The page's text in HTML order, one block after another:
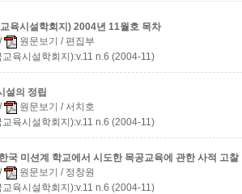
육시설학회지) 2004년 11월호 목차
/ 원문보기 / 편집부
육시설학회지):v.11 n.6 (2004-11)
설의 정립
/ 원문보기 / 서치호
육시설학회지):v.11 n.6 (2004-11)
국 미션계 학교에서 시도한 목공교육에 관한 사적 고찰
/ 원문보기 / 정창원
육시설학회지):v.11 n.6 (2004-11)